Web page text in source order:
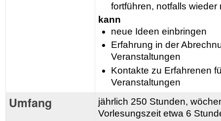
fortführen, notfalls wieder
kann
neue Ideen einbringen
Erfahrung in der
Veranstaltungen
Kontakte zu Erfahrenen
Veranstaltungen
Umfang
jährlich 250 Stunden,
Vorlesungszeit etwa 6